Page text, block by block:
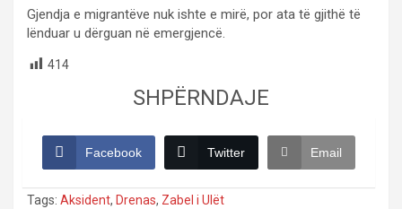
Gjendja e migrantëve nuk ishte e mirë, por ata të gjithë të
lënduar u dërguan në emergjencë.
414
SHPËRNDAJE
Facebook Twitter Email
Tags: Aksident, Drenas, Zabel i Ulët